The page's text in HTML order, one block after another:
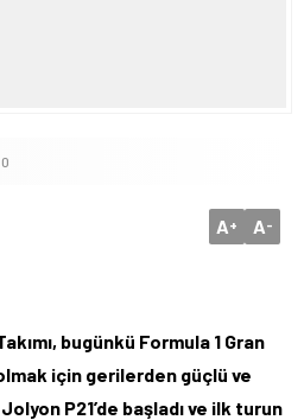
0
A+ A-
bugünkü Formula 1 Gran
için gerilerden güçlü ve
P21’de başladı ve ilk turun